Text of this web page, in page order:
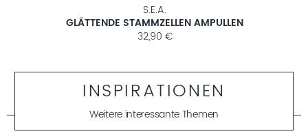
GLÄTTENDE STAMMZELLEN AMPULLEN
32,90 €
INSPIRATIONEN
Weitere interessante Themen